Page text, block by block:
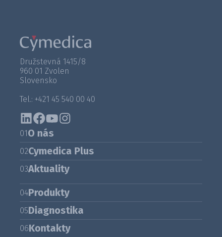
Družstevná 1415/8
960 01 Zvolen
Slovensko
Tel.: +421 45 540 00 40
01O nás
02Cymedica Plus
03Aktuality
04Produkty
05Diagnostika
06Kontakty